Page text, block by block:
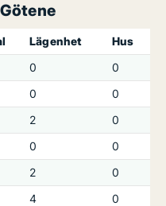
Lägenhet
Hus
0
0
0
0
2
0
0
0
2
0
4
0